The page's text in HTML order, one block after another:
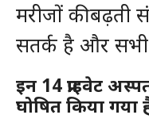
मरीजों की बढ़ती
सतर्क है और सभी
इन 14 प्राइवेट
घोष‍ित क‍िया गया